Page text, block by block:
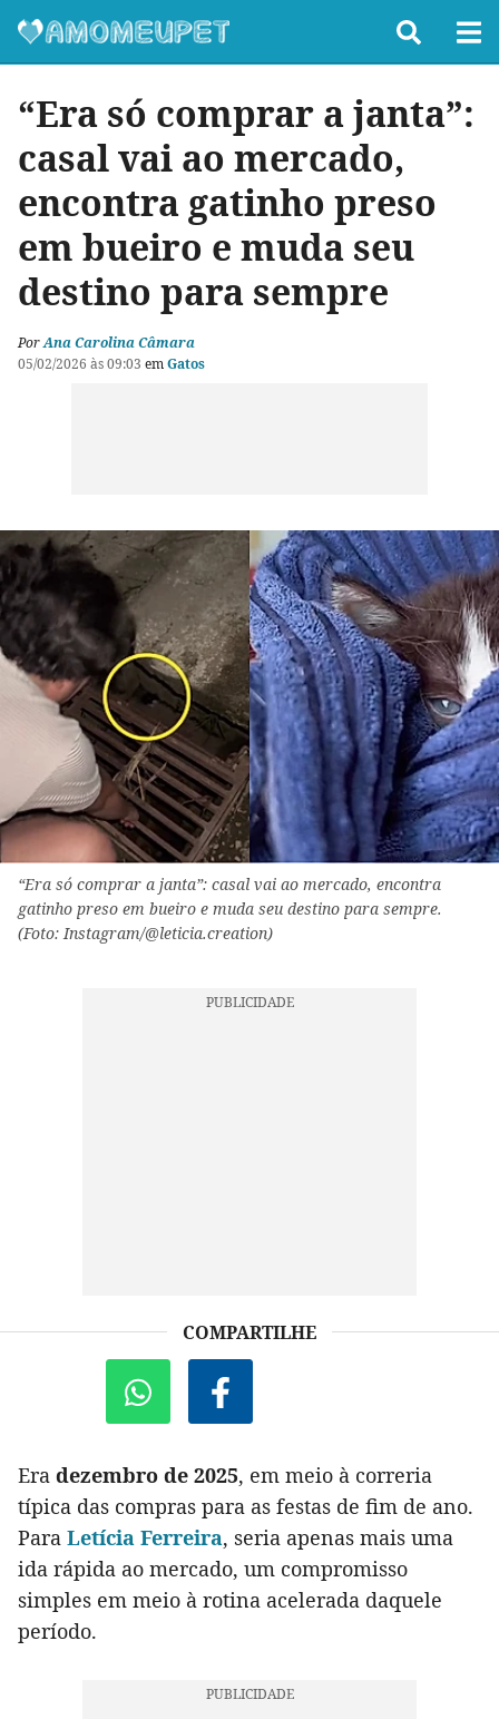
“Era só comprar a janta”:
casal vai ao mercado,
encontra gatinho preso
em bueiro e muda seu
destino para sempre
PorAna Carolina Câmara
05/02/2026 às 09:03 emGatos
“Era só comprar a janta”: casal vai ao mercado, encontra
gatinho preso em bueiro e muda seu destino para sempre.
(Foto: Instagram/@leticia.creation)
COMPARTILHE
Era dezembro de 2025, em meio à correria
típica das compras para as festas de fim de ano.
Para Letícia Ferreira, seria apenas mais uma
ida rápida ao mercado, um compromisso
simples em meio à rotina acelerada daquele
período.